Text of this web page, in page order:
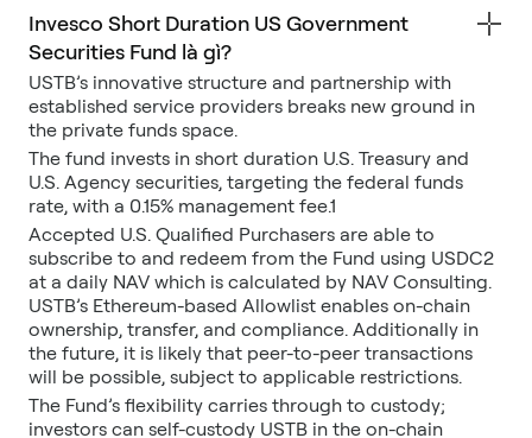
Invesco Short Duration US Government
Securities Fund là gì?
USTB’s innovative structure and partnership with
established service providers breaks new ground in
the private funds space.
The fund invests in short duration U.S. Treasury and
U.S. Agency securities, targeting the federal funds
rate, with a 0.15% management fee.1
Accepted U.S. Qualified Purchasers are able to
subscribe to and redeem from the Fund using USDC2
at a daily NAV which is calculated by NAV Consulting.
USTB’s Ethereum-based Allowlist enables on-chain
ownership, transfer, and compliance. Additionally in
the future, it is likely that peer-to-peer transactions
will be possible, subject to applicable restrictions.
The Fund’s flexibility carries through to custody;
investors can self-custody USTB in the on-chain